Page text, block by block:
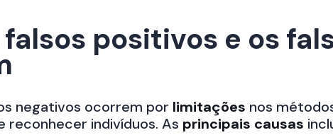
falsos positivos e os
negativos ocorrem por limitações nos
reconhecer indivíduos. As principais causas